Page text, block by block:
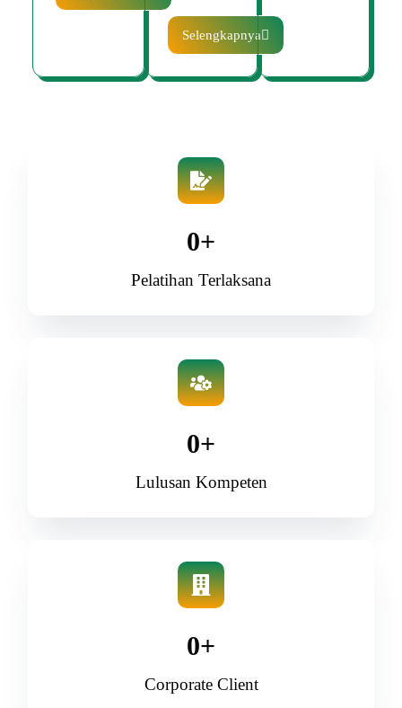
Selengkapnya
0+
Pelatihan Terlaksana
0+
Lulusan Kompeten
0+
Corporate Client